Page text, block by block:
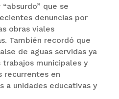
que se
denuncias por
obras viales
También recordó que
de aguas servidas ya
municipales y
recurrentes en
a unidades educativas y